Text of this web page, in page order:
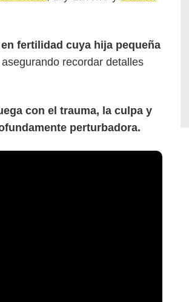
fertilidad cuya hija pequeña
asegurando recordar detalles
con el trauma, la culpa y
perturbadora.